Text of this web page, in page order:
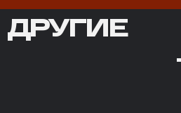
ДРУГИЕ
ПАРКИ
ДРУГИЕ